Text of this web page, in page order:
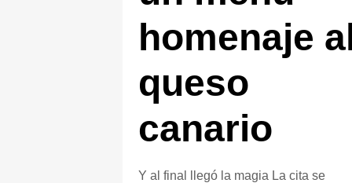
homenaje
queso
canario
Y al final llegó la magia La cita se